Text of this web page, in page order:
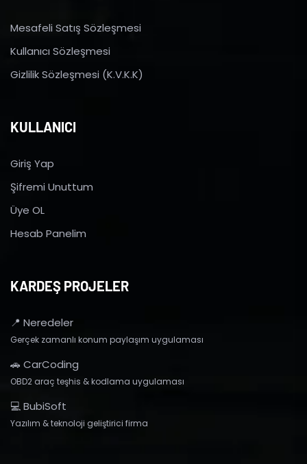
Mesafeli Satış Sözleşmesi
Kullanıcı Sözleşmesi
Gizlilik Sözleşmesi (K.V.K.K)
KULLANICI
Giriş Yap
Şifremi Unuttum
Üye OL
Hesab Panelim
KARDEŞ PROJELER
📍 Neredeler
Gerçek zamanlı konum paylaşım uygulaması
🚗 CarCoding
OBD2 araç teşhis & kodlama uygulaması
💻 BubiSoft
Yazılım & teknoloji geliştirici firma